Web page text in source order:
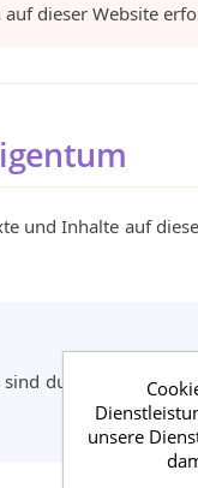
dieser Website
und Inhalte auf
durch
unsere